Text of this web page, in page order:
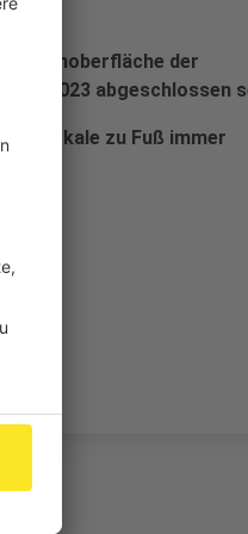
der
2023 abgeschlossen
Lokale zu Fuß immer